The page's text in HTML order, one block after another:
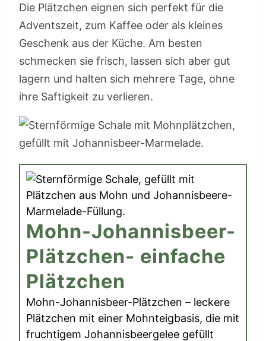
Die Plätzchen eignen sich perfekt für die
Adventszeit, zum Kaffee oder als kleines
Geschenk aus der Küche. Am besten
schmecken sie frisch, lassen sich aber gut
lagern und halten sich mehrere Tage, ohne
ihre Saftigkeit zu verlieren.
Mohn-Johannisbeer-
Plätzchen- einfache
Plätzchen
Mohn-Johannisbeer-Plätzchen – leckere
Plätzchen mit einer Mohnteigbasis, die mit
fruchtigem Johannisbeergelee gefüllt